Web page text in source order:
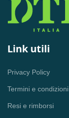
Link utili
Privacy Policy
Termini e condizioni
Resi e rimborsi